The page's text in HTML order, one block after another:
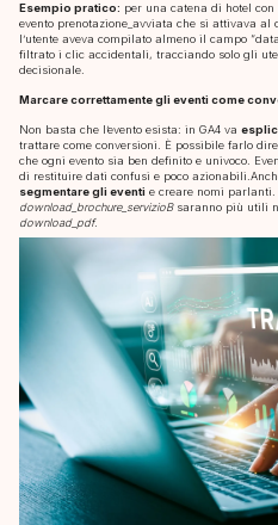
Agency
Services
Contacts
Esempio pratico: per una catena di hotel
evento prenotazione_avviata che si attivava al
l’utente aveva compilato almeno il campo
filtrato i clic accidentali, tracciando solo gli
decisionale.
Marcare correttamente gli eventi come
Non basta che l’evento esista: in GA4 va
trattare come conversioni. È possibile farlo
che ogni evento sia ben definito e univoco.
di restituire dati confusi e poco
segmentare gli eventi e creare nomi parlanti.
download_brochure_servizioBsaranno più utili
download_pdf.